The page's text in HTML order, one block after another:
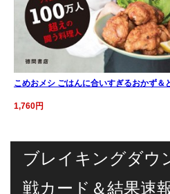
こめおメシ ごはんに合いすぎるおかず＆
1,760円
ブレイキングダウ
戦カード＆結果速